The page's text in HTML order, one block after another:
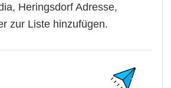
Heringsdorf Adresse,
zur Liste hinzufügen.